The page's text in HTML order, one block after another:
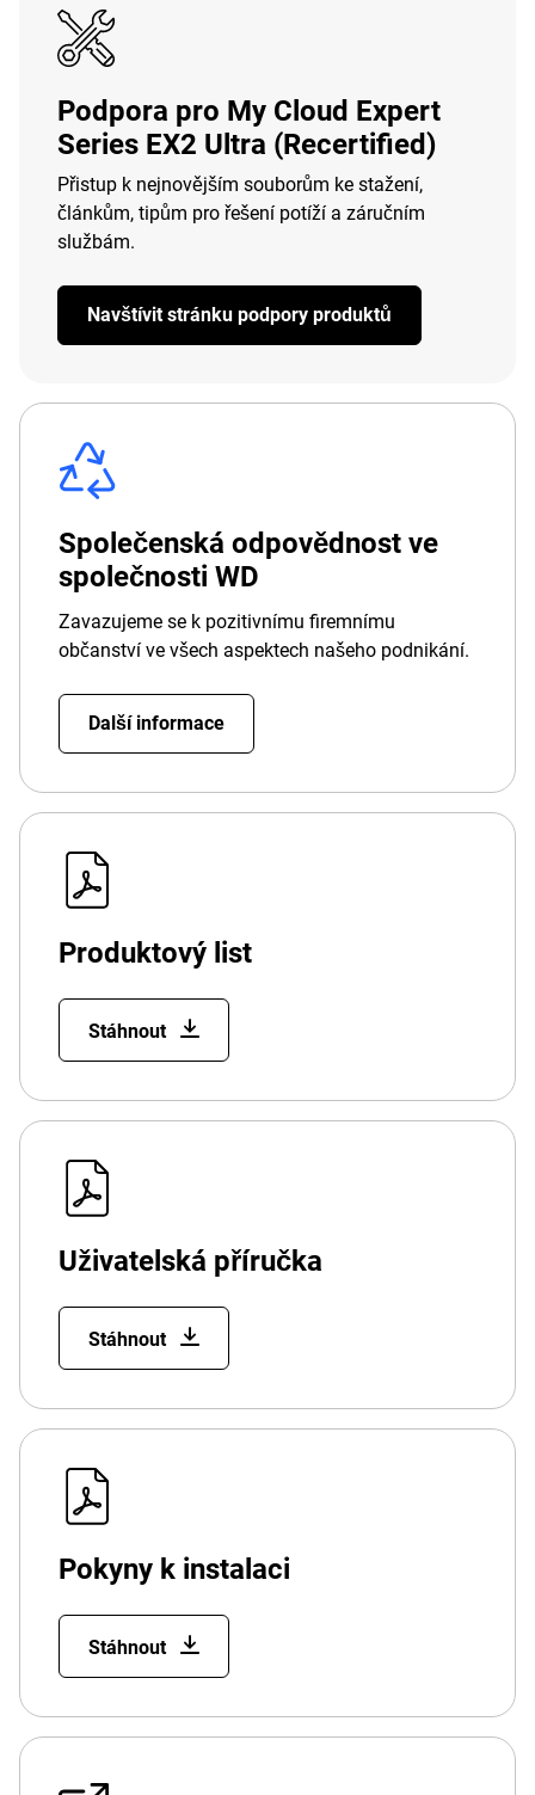
Podpora pro My Cloud Expert
Series EX2 Ultra (Recertified)
Přistup k nejnovějším souborům ke stažení,
článkům, tipům pro řešení potíží a záručním
službám.
Navštívit stránku podpory produktů
Společenská odpovědnost ve
společnosti WD
Zavazujeme se k pozitivnímu firemnímu
občanství ve všech aspektech našeho podnikání.
Další informace
Produktový list
Stáhnout
Uživatelská příručka
Stáhnout
Pokyny k instalaci
Stáhnout